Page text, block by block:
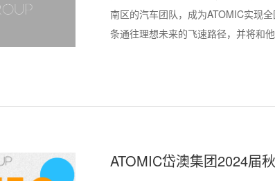
南区的汽车团队，成为ATOMIC实现
条通往理想未来的飞速路径，并将和
ATOMIC岱澳集团2024届